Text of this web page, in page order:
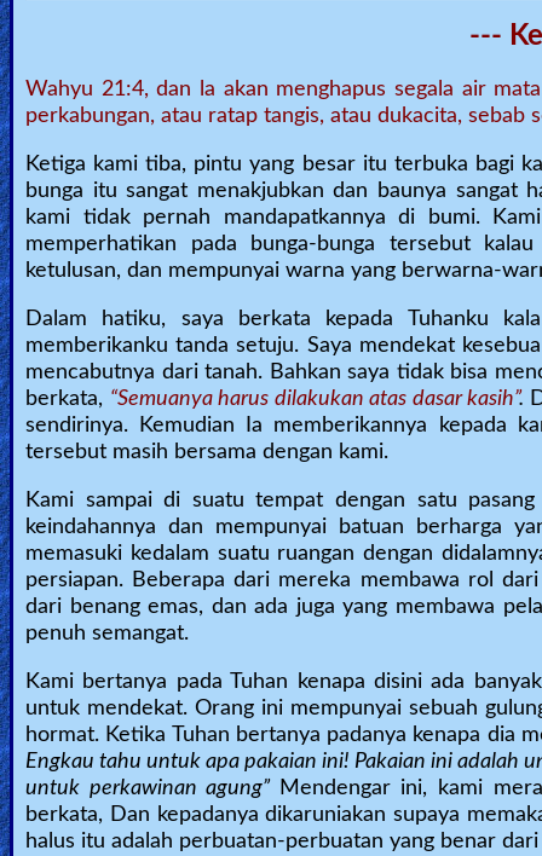
---
Wahyu 21:4, dan la akan menghapus segala air
perkabungan, atau ratap tangis, atau dukacita, sebab
Ketiga kami tiba, pintu yang besar itu terbuka bagi
bunga itu sangat menakjubkan dan baunya sangat
kami tidak pernah mandapatkannya di bumi.
memperhatikan pada bunga-bunga tersebut
ketulusan, dan mempunyai warna yang berwarna-
Dalam hatiku, saya berkata kepada Tuhanku
memberikanku tanda setuju. Saya mendekat
mencabutnya dari tanah. Bahkan saya tidak bisa
berkata, “Semuanya harus dilakukan atas dasar kasih”.
sendirinya. Kemudian Ia memberikannya kepada
tersebut masih bersama dengan kami.
Kami sampai di suatu tempat dengan satu
keindahannya dan mempunyai batuan berharga
memasuki kedalam suatu ruangan dengan
persiapan. Beberapa dari mereka membawa rol
dari benang emas, dan ada juga yang membawa
penuh semangat.
Kami bertanya pada Tuhan kenapa disini ada
untuk mendekat. Orang ini mempunyai sebuah
hormat. Ketika Tuhan bertanya padanya kenapa dia
Engkau tahu untuk apa pakaian ini! Pakaian ini adalah
untuk perkawinan agung” Mendengar ini, kami
berkata, Dan kepadanya dikaruniakan supaya
halus itu adalah perbuatan-perbuatan yang benar